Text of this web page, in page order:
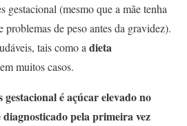
gestacional (mesmo que a mãe tenha
problemas de peso antes da gravidez).
tais como a dieta
muitos casos.
gestacional é açúcar elevado no
diagnosticado pela primeira vez